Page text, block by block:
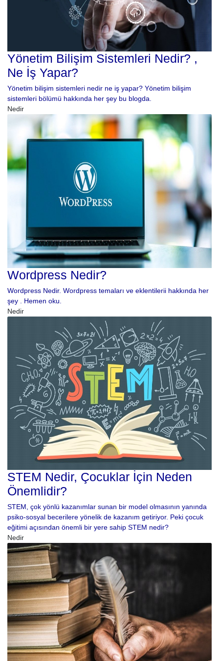
Yönetim Bilişim Sistemleri Nedir? ,
Ne İş Yapar?
Yönetim bilişim sistemleri nedir ne iş yapar? Yönetim bilişim
sistemleri bölümü hakkında her şey bu blogda.
Nedir
Wordpress Nedir?
Wordpress Nedir. Wordpress temaları ve eklentilerii hakkında her
şey . Hemen oku.
Nedir
STEM Nedir, Çocuklar İçin Neden
Önemlidir?
STEM, çok yönlü kazanımlar sunan bir model olmasının yanında
psiko-sosyal becerilere yönelik de kazanım getiriyor. Peki çocuk
eğitimi açısından önemli bir yere sahip STEM nedir?
Nedir